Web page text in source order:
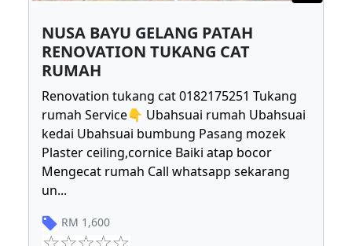
NUSA BAYU GELANG PATAH
RENOVATION TUKANG CAT
RUMAH
Renovation tukang cat 0182175251 Tukang
rumah Service👇 Ubahsuai rumah Ubahsuai
kedai Ubahsuai bumbung Pasang mozek
Plaster ceiling,cornice Baiki atap bocor
Mengecat rumah Call whatsapp sekarang
un...
RM 1,600